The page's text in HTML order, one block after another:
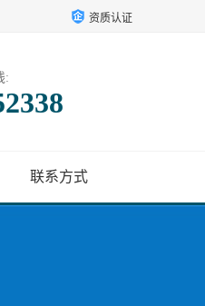
资质认证
:
联系方式